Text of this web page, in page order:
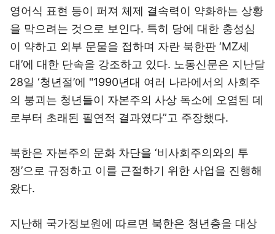
영어식 표현 등이 퍼져 체제 결속력이 약화하는 상황
을 막으려는 것으로 보인다. 특히 당에 대한 충성심
이 약하고 외부 문물을 접하며 자란 북한판 ‘MZ세
대’에 대한 단속을 강조하고 있다. 노동신문은 지난달
28일 ‘청년절’에 "1990년대 여러 나라에서의 사회주
의 붕괴는 청년들이 자본주의 사상 독소에 오염된 데
로부터 초래된 필연적 결과였다”고 주장했다.
북한은 자본주의 문화 차단을 ‘비사회주의와의 투
쟁’으로 규정하고 이를 근절하기 위한 사업을 진행해
왔다.
지난해 국가정보원에 따르면 북한은 청년층을 대상